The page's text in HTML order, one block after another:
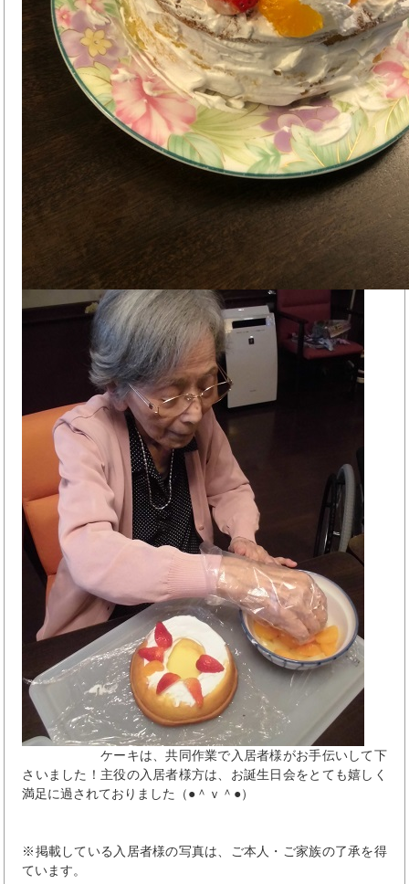
ケーキは、共同作業で入居者様がお手伝いして下
さいました！主役の入居者様方は、お誕生日会をとても嬉しく
満足に過されておりました（●＾ｖ＾●）
※掲載している入居者様の写真は、ご本人・ご家族の了承を得
ています。